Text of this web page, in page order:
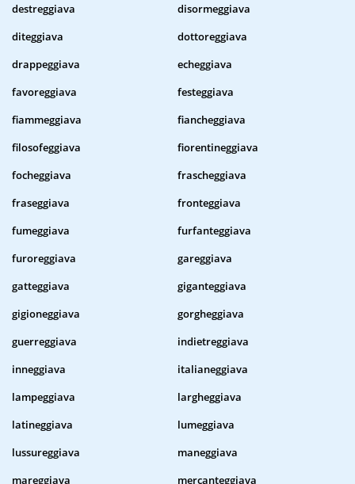
destreggiava
disormeggiava
diteggiava
dottoreggiava
drappeggiava
echeggiava
favoreggiava
festeggiava
fiammeggiava
fiancheggiava
filosofeggiava
fiorentineggiava
focheggiava
frascheggiava
fraseggiava
fronteggiava
fumeggiava
furfanteggiava
furoreggiava
gareggiava
gatteggiava
giganteggiava
gigioneggiava
gorgheggiava
guerreggiava
indietreggiava
inneggiava
italianeggiava
lampeggiava
largheggiava
latineggiava
lumeggiava
lussureggiava
maneggiava
mareggiava
mercanteggiava